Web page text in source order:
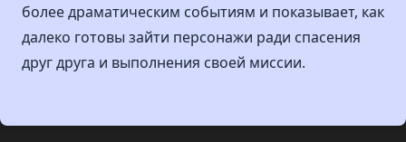
более драматическим событиям и показывает, как
далеко готовы зайти персонажи ради спасения
друг друга и выполнения своей миссии.